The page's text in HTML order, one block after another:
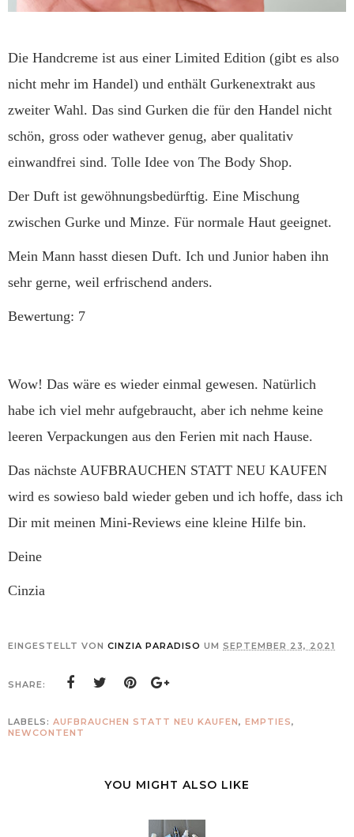
Die Handcreme ist aus einer Limited Edition (gibt es also
nicht mehr im Handel) und enthält Gurkenextrakt aus
zweiter Wahl. Das sind Gurken die für den Handel nicht
schön, gross oder wathever genug, aber qualitativ
einwandfrei sind. Tolle Idee von The Body Shop.
Der Duft ist gewöhnungsbedürftig. Eine Mischung
zwischen Gurke und Minze. Für normale Haut geeignet.
Mein Mann hasst diesen Duft. Ich und Junior haben ihn
sehr gerne, weil erfrischend anders.
Bewertung: 7
Wow! Das wäre es wieder einmal gewesen. Natürlich
habe ich viel mehr aufgebraucht, aber ich nehme keine
leeren Verpackungen aus den Ferien mit nach Hause.
Das nächste AUFBRAUCHEN STATT NEU KAUFEN
wird es sowieso bald wieder geben und ich hoffe, dass ich
Dir mit meinen Mini-Reviews eine kleine Hilfe bin.
Deine
Cinzia
EINGESTELLT VON CINZIA PARADISO UM SEPTEMBER 23, 2021
SHARE:
LABELS: AUFBRAUCHEN STATT NEU KAUFEN, EMPTIES,
NEWCONTENT
YOU MIGHT ALSO LIKE